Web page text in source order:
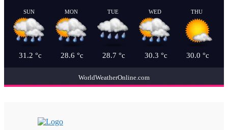
SUN
31.2 °c
MON
28.6 °c
TUE
28.7 °c
WED
30.3 °c
THU
30.0 °c
WorldWeatherOnline.com